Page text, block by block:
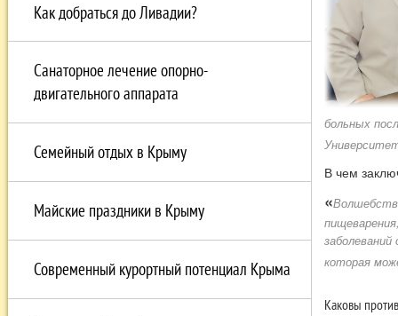
Как добраться до Ливадии?
Санаторное лечение опорно-
двигательного аппарата
Семейный отдых в Крыму
Майские праздники в Крыму
Современный курортный потенциал Крыма
больных
В чем
«
которая
Каковы